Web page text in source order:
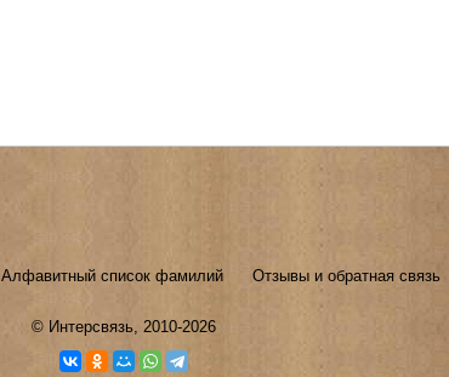
Алфавитный список фамилий Отзывы и обратная связь
© Интерсвязь , 2010-2026